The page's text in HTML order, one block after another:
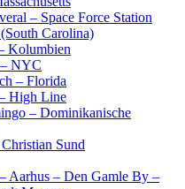
– Space Force Station
Carolina)
Kolumbien
NYC
– Florida
High Line
– Dominikanische
Sund
Aarhus – Den Gamle By –